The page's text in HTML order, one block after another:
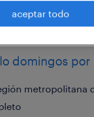
2026
domingos por
metropolitana
aceptar todo